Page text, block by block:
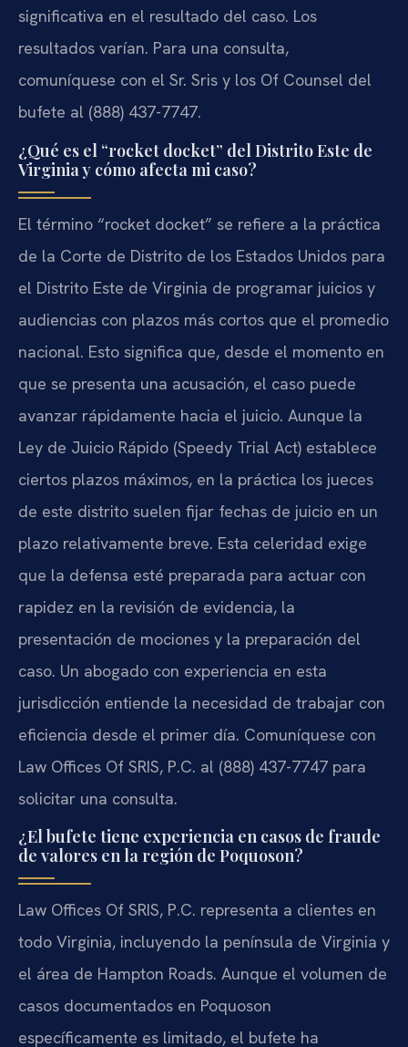
significativa en el resultado del caso. Los
resultados varían. Para una consulta,
comuníquese con el Sr. Sris y los Of Counsel del
bufete al (888) 437-7747.
¿Qué es el “rocket docket” del Distrito Este de
Virginia y cómo afecta mi caso?
El término “rocket docket” se refiere a la práctica
de la Corte de Distrito de los Estados Unidos para
el Distrito Este de Virginia de programar juicios y
audiencias con plazos más cortos que el promedio
nacional. Esto significa que, desde el momento en
que se presenta una acusación, el caso puede
avanzar rápidamente hacia el juicio. Aunque la
Ley de Juicio Rápido (Speedy Trial Act) establece
ciertos plazos máximos, en la práctica los jueces
de este distrito suelen fijar fechas de juicio en un
plazo relativamente breve. Esta celeridad exige
que la defensa esté preparada para actuar con
rapidez en la revisión de evidencia, la
presentación de mociones y la preparación del
caso. Un abogado con experiencia en esta
jurisdicción entiende la necesidad de trabajar con
eficiencia desde el primer día. Comuníquese con
Law Offices Of SRIS, P.C. al (888) 437-7747 para
solicitar una consulta.
¿El bufete tiene experiencia en casos de fraude
de valores en la región de Poquoson?
Law Offices Of SRIS, P.C. representa a clientes en
todo Virginia, incluyendo la península de Virginia y
el área de Hampton Roads. Aunque el volumen de
casos documentados en Poquoson
específicamente es limitado, el bufete ha